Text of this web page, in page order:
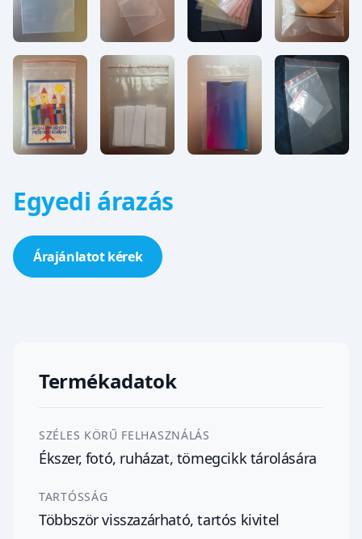
Egyedi árazás
Árajánlatot kérek
Termékadatok
SZÉLES KÖRŰ FELHASZNÁLÁS
Ékszer, fotó, ruházat, tömegcikk tárolására
TARTÓSSÁG
Többször visszazárható, tartós kivitel